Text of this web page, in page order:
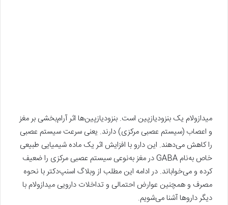
میدازولام یک بنزودیازپین است. بنزودیازپین‌ها اثر آرام‌بخشی بر مغز
و اعصاب (سیستم عصبی مرکزی) دارند. یعنی سرعت سیستم عصبی
را کاهش می‌دهند. این دارو با افزایش اثر یک ماده شیمیایی طبیعی
خاص به‌نام GABA در مغز به‌نوعی سیستم عصبی مرکزی را ضعیف
کرده و می‌خواباند. در ادامه این مطلب از وبلاگ اسنپ‌دکتر با نحوه
مصرف و همچنین عوارض احتمالی و تداخلات دارویی میدازولام با
دیگر داروها آشنا می‌شویم.